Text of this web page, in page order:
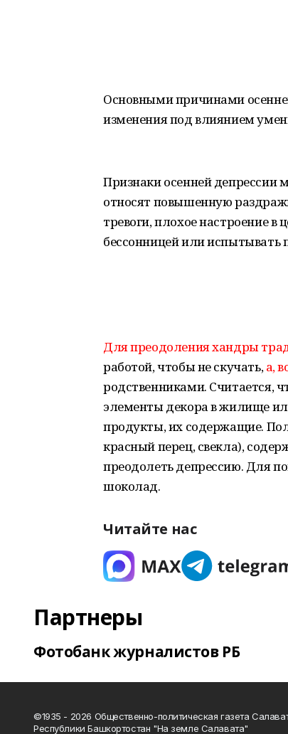
Основными причинами
изменения под влиянием
Признаки осенней депрессии
относят повышенную
тревоги, плохое настроение
бессонницей или испытывать
Для преодоления хандры
работой, чтобы не скучать,а,
родственниками. Считается,
элементы декора в жилище
продукты, их содержащие.
красный перец, свекла),
преодолеть депрессию. Для
шоколад.
Читайте нас
Партнеры
Фотобанк журналистов РБ
©1935 - 2026 Общественно-политическая газета
Республики Башкортостан "На земле Салавата"